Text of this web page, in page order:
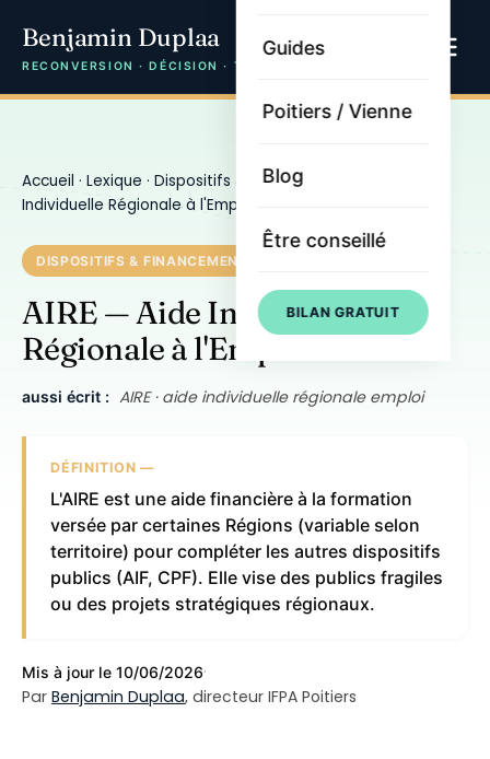
Benjamin Duplaa
RECONVERSION · DÉCISION · TRAJECTOIRE
Guides
Poitiers / Vienne
Blog
Être conseillé
BILAN GRATUIT
Accueil · Lexique · Dispositifs & financement
Individuelle Régionale à l'Emploi
DISPOSITIFS & FINANCEMENT
AIRE — Aide Individuelle
Régionale à l'Emploi
aussi écrit : AIRE · aide individuelle régionale emploi
DÉFINITION —
L'AIRE est une aide financière à la formation
versée par certaines Régions (variable selon
territoire) pour compléter les autres dispositifs
publics (AIF, CPF). Elle vise des publics fragiles
ou des projets stratégiques régionaux.
Mis à jour le 10/06/2026·
Par Benjamin Duplaa, directeur IFPA Poitiers